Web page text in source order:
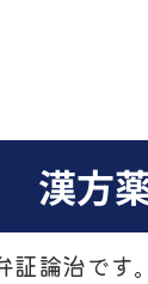
漢方
証論治です